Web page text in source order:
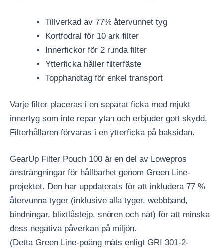
Tillverkad av 77% återvunnet tyg
Kortfodral för 10 ark filter
Innerfickor för 2 runda filter
Ytterficka håller filterfäste
Topphandtag för enkel transport
Varje filter placeras i en separat ficka med mjukt
innertyg som inte repar ytan och erbjuder gott skydd.
Filterhållaren förvaras i en ytterficka på baksidan.
GearUp Filter Pouch 100 är en del av Lowepros
ansträngningar för hållbarhet genom Green Line-
projektet. Den har uppdaterats för att inkludera 77 %
återvunna tyger (inklusive alla tyger, webbband,
bindningar, blixtlåstejp, snören och nät) för att minska
dess negativa påverkan på miljön.
(Detta Green Line-poäng mäts enligt GRI 301-2-